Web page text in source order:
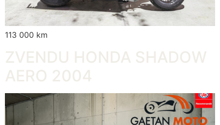
113 000 km
ZVENDU HONDA SHADOW
AERO 2004